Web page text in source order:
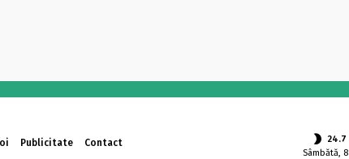
Publicitate Contact 24.7
Sâmbătă,